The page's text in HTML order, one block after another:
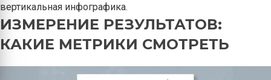
вертикальная инфографика.
ИЗМЕРЕНИЕ РЕЗУЛЬТАТОВ:
КАКИЕ МЕТРИКИ СМОТРЕТЬ